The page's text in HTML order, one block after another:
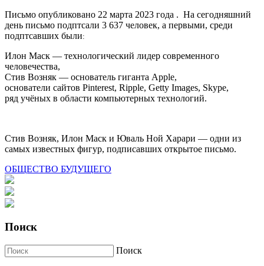
Письмо опубликовано 22 марта 2023 года . На сегодняшний
день письмо подптсали 3 637 человек, а первыми, среди
подптсавших были:
Илон Маск — технологический лидер современного
человечества,
Стив Возняк — основатель гиганта Apple,
основатели сайтов Pinterest, Ripple, Getty Images, Skype,
ряд учёных в области компьютерных технологий.
Стив Возняк, Илон Маск и Юваль Ной Харари — одни из
самых известных фигур, подписавших открытое письмо.
ОБЩЕСТВО БУДУЩЕГО
Поиск
Поиск